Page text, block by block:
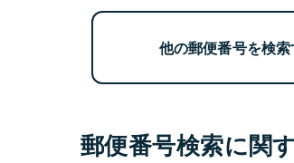
他の郵便番号を検
郵便番号検索に関